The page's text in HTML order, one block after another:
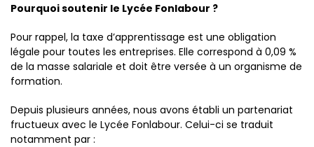
Pourquoi soutenir le Lycée Fonlabour ?
Pour rappel, la taxe d’apprentissage est une obligation
légale pour toutes les entreprises. Elle correspond à 0,09 %
de la masse salariale et doit être versée à un organisme de
formation.
Depuis plusieurs années, nous avons établi un partenariat
fructueux avec le Lycée Fonlabour. Celui-ci se traduit
notamment par :